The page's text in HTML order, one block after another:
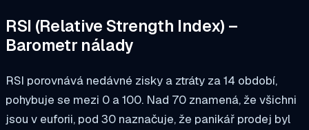
RSI (Relative Strength Index) –
Barometr nálady
RSI porovnává nedávné zisky a ztráty za 14 období,
pohybuje se mezi 0 a 100. Nad 70 znamená, že všichni
jsou v euforii, pod 30 naznačuje, že panikář prodej byl